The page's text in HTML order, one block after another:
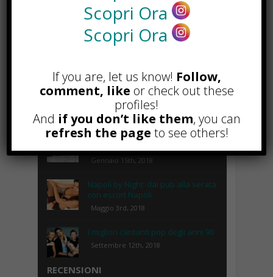
POPOLARI
Lipolaser, cos’è, come funziona e
Recinto per cani fai da te, cosa
serve e come costruirlo
Gennaio 8th, 2018
Consigli utili per pulire le borse in
Gennaio 15th, 2018
Napoli by Night: dai pub alla serata
con escort Napoli.
Maggio 3rd, 2018
I migliori cantanti pop degli anni 90
Settembre 12th, 2018
RECENSIONI
Scopri Ora
Scopri Ora
If you are, let us know! Follow,
comment, like or check out these
profiles!
And if you don’t like them, you can
refresh the page to see others!